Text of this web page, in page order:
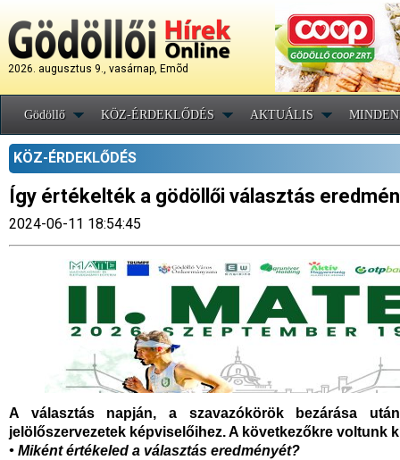
2026. augusztus 9., vasárnap, Emõd
Gödöllő KÖZ-ÉRDEKLŐDÉS AKTUÁLIS
KÖZ-ÉRDEKLŐDÉS
Így értékelték a gödöllői választás
2024-06-11 18:54:45
A választás napján, a szavazókörök bezárása
jelölőszervezetek képviselőihez. A következőkre voltunk
• Miként értékeled a választás eredményét?